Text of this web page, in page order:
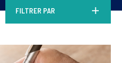
FILTRER PAR